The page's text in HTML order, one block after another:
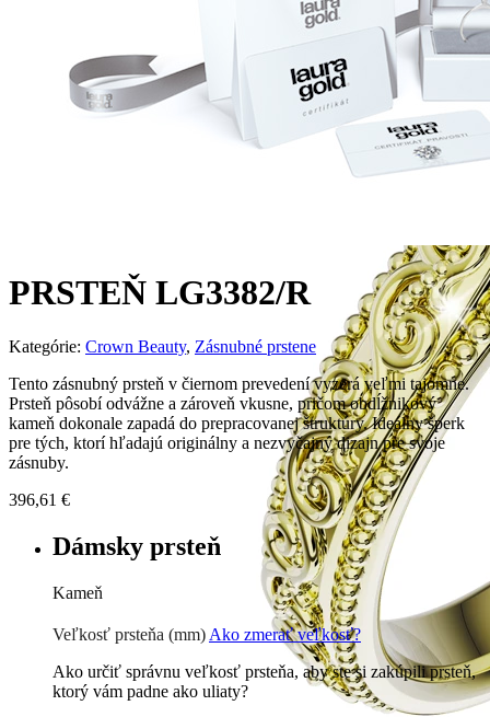
PRSTEŇ LG3382/R
Kategórie: Crown Beauty, Zásnubné prstene
Tento zásnubný prsteň v čiernom prevedení vyzerá veľmi tajomne.
Prsteň pôsobí odvážne a zároveň vkusne, pričom obdĺžnikový
kameň dokonale zapadá do prepracovanej štruktúry. Ideálny šperk
pre tých, ktorí hľadajú originálny a nezvyčajný dizajn pre svoje
zásnuby.
396,61 €
Dámsky prsteň
Kameň
Prírodné kamene €
Veľkosť prsteňa (mm) Ako zmerať veľkosť?
Ako určiť správnu veľkosť prsteňa, aby ste si zakúpili prsteň,
ktorý vám padne ako uliaty?